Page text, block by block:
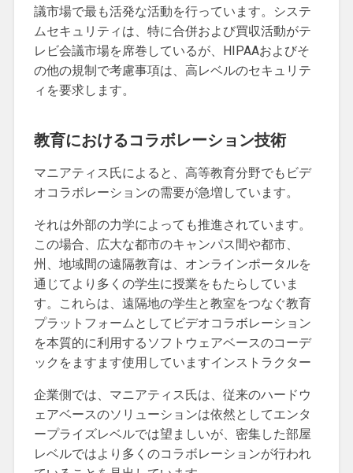
議市場で最も活発な活動を行っています。システ
ムセキュリティは、特に合併および買収活動がテ
レビ会議市場を席巻しているが、HIPAAおよびそ
の他の規制で考慮事項は、高レベルのセキュリテ
ィを要求します。
教育におけるコラボレーション技術
マニアティス氏によると、高等教育分野でもビデ
オコラボレーションの需要が急増しています。
それは外部の力学によっても推進されています。
この場合、広大な都市のキャンパス間や都市、
州、地域間の遠隔教育は、オンラインポータルを
通じてより多くの学生に授業をもたらしていま
す。これらは、遠隔地の学生と教室をつなぐ教育
プラットフォームとしてビデオコラボレーション
を本質的に利用するソフトウェアベースのコーデ
ックをますます使用していますインストラクター
企業側では、マニアティス氏は、従来のハードウ
ェアベースのソリューションは依然としてエンタ
ープライズレベルでは望ましいが、密集した部屋
レベルではより多くのコラボレーションが行われ